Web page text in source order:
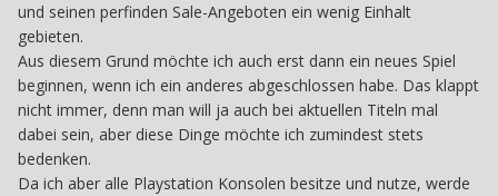
und seinen perfinden Sale-Angeboten ein wenig Einhalt
gebieten.
Aus diesem Grund möchte ich auch erst dann ein neues Spiel
beginnen, wenn ich ein anderes abgeschlossen habe. Das klappt
nicht immer, denn man will ja auch bei aktuellen Titeln mal
dabei sein, aber diese Dinge möchte ich zumindest stets
bedenken.
Da ich aber alle Playstation Konsolen besitze und nutze, werde